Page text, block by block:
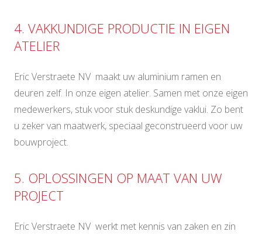
4. VAKKUNDIGE PRODUCTIE IN EIGEN
ATELIER
Eric Verstraete NV maakt uw aluminium ramen en
deuren zelf. In onze eigen atelier. Samen met onze eigen
medewerkers, stuk voor stuk deskundige vaklui. Zo bent
u zeker van maatwerk, speciaal geconstrueerd voor uw
bouwproject.
5. OPLOSSINGEN OP MAAT VAN UW
PROJECT
Eric Verstraete NV werkt met kennis van zaken en zin